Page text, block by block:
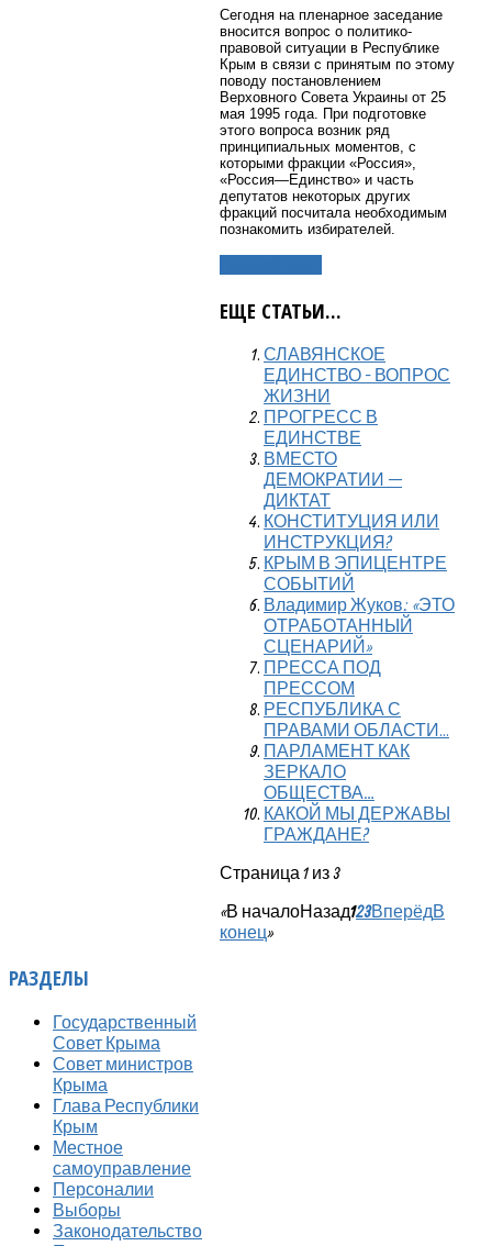
Сегодня на пленарное заседание
вносится вопрос о политико-
правовой ситуации в Республике
Крым в связи с принятым по этому
поводу постановлением
Верховного Совета Украины от 25
мая 1995 года. При подготовке
этого вопроса возник ряд
принципиальных моментов, с
которыми фракции «Россия»,
«Россия—Единство» и часть
депутатов некоторых других
фракций посчитала необходимым
познакомить избирателей.
ЕЩЕ СТАТЬИ...
СЛАВЯНСКОЕ
ЕДИНСТВО - ВОПРОС
ЖИЗНИ
ПРОГРЕСС В
ЕДИНСТВЕ
ВМЕСТО
ДЕМОКРАТИИ —
ДИКТАТ
КОНСТИТУЦИЯ ИЛИ
ИНСТРУКЦИЯ?
КРЫМ В ЭПИЦЕНТРЕ
СОБЫТИЙ
Владимир Жуков: «ЭТО
ОТРАБОТАННЫЙ
СЦЕНАРИЙ»
ПРЕССА ПОД
ПРЕССОМ
РЕСПУБЛИКА С
ПРАВАМИ ОБЛАСТИ...
ПАРЛАМЕНТ КАК
ЗЕРКАЛО
ОБЩЕСТВА…
КАКОЙ МЫ ДЕРЖАВЫ
ГРАЖДАНЕ?
Страница 1 из 3
«В началоНазад123ВперёдВ
конец»
РАЗДЕЛЫ
Государственный
Совет Крыма
Совет министров
Крыма
Глава Республики
Крым
Местное
самоуправление
Персоналии
Выборы
Законодательство